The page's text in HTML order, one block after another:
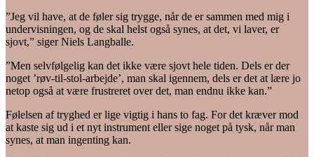
”Jeg vil have, at de føler sig trygge, når de er sammen med mig i
undervisningen, og de skal helst også synes, at det, vi laver, er
sjovt,” siger Niels Langballe.
”Men selvfølgelig kan det ikke være sjovt hele tiden. Dels er der
noget ’røv-til-stol-arbejde’, man skal igennem, dels er det at lære jo
netop også at være frustreret over det, man endnu ikke kan.”
Følelsen af tryghed er lige vigtig i hans to fag. For det kræver mod
at kaste sig ud i et nyt instrument eller sige noget på tysk, når man
synes, at man ingenting kan.